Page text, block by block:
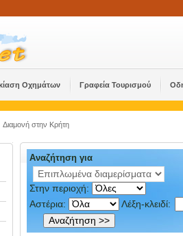
Οχημάτων Γραφεία Τουρισμού
Διαμονή στην Κρήτη
Αναζήτηση για
Στην περιοχή:
Αστέρια:
Λέξη-κλειδί: